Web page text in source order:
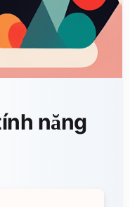
năng